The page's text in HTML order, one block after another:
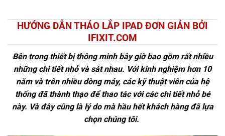
HƯỚNG DẪN THÁO LẮP IPAD ĐƠN GIẢN BỞI
IFIXIT.COM
Bên trong thiết bị thông minh bây giờ bao gồm rất nhiều
những chi tiết nhỏ và sát nhau. Với kinh nghiệm hơn 10
năm và trên nhiều dòng máy, các kỹ thuật viên của hệ
thống đã thành thạo để thao tác với các chi tiết nhỏ bé
này. Và đây cũng là lý do mà hầu hết khách hàng đã lựa
chọn chúng tôi.